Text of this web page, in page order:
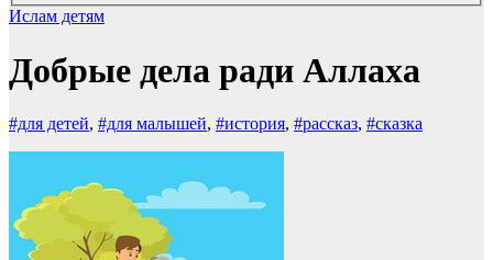
Ислам детям
Добрые дела ради Аллаха
#для детей, #для малышей, #история, #рассказ, #сказка